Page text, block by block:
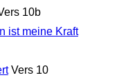
10b
ist meine Kraft
Vers 10